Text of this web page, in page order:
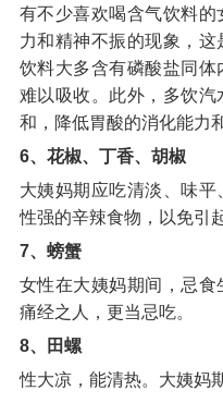
有不少喜欢喝含气饮料
力和精神不振的现象，
饮料大多含有磷酸盐同
难以吸收。此外，多饮
和，降低胃酸的消化能力
6、花椒、丁香、胡椒
大姨妈期应吃清淡、味
性强的辛辣食物，以免引
7、螃蟹
女性在大姨妈期间，忌
痛经之人，更当忌吃。
8、田螺
性大凉，能清热。大姨妈